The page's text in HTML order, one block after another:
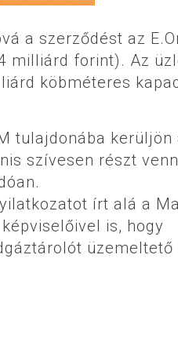
a szerződést az
milliárd forint). Az
köbméteres
tulajdonába kerüljön
szívesen részt
írt alá a
is, hogy
üzemeltető